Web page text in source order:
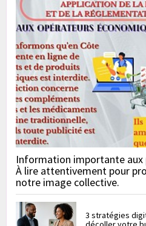
Information importante aux
À lire attentivement pour
notre image collective.
3 stratégies